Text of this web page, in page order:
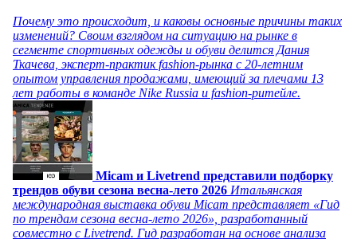
Почему это происходит, и каковы основные причины таких
изменений? Своим взглядом на ситуацию на рынке в
сегменте спортивных одежды и обуви делится Дания
Ткачева, эксперт-практик fashion-рынка с 20-летним
опытом управления продажами, имеющий за плечами 13
лет работы в команде Nike Russia и fashion-ритейле.
Micam и Livetrend представили подборку
трендов обуви сезона весна-лето 2026 Итальянская
международная выставка обуви Micam представляет «Гид
по трендам сезона весна-лето 2026», разработанный
совместно с Livetrend. Гид разработан на основе анализа